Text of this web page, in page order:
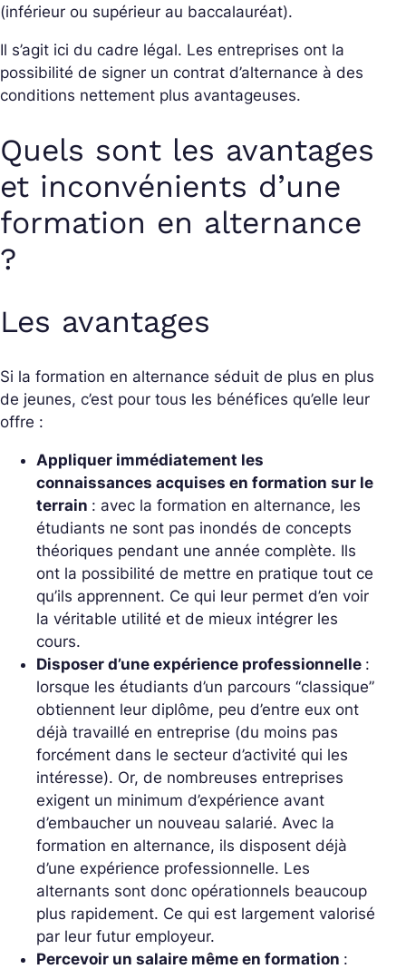
(inférieur ou supérieur au baccalauréat).
Il s’agit ici du cadre légal. Les entreprises ont la
possibilité de signer un contrat d’alternance à des
conditions nettement plus avantageuses.
Quels sont les avantages
et inconvénients d’une
formation en alternance
?
Les avantages
Si la formation en alternance séduit de plus en plus
de jeunes, c’est pour tous les bénéfices qu’elle leur
offre :
Appliquer immédiatement les
connaissances acquises en formation sur le
terrain : avec la formation en alternance, les
étudiants ne sont pas inondés de concepts
théoriques pendant une année complète. Ils
ont la possibilité de mettre en pratique tout ce
qu’ils apprennent. Ce qui leur permet d’en voir
la véritable utilité et de mieux intégrer les
cours.
Disposer d’une expérience professionnelle :
lorsque les étudiants d’un parcours “classique”
obtiennent leur diplôme, peu d’entre eux ont
déjà travaillé en entreprise (du moins pas
forcément dans le secteur d’activité qui les
intéresse). Or, de nombreuses entreprises
exigent un minimum d’expérience avant
d’embaucher un nouveau salarié. Avec la
formation en alternance, ils disposent déjà
d’une expérience professionnelle. Les
alternants sont donc opérationnels beaucoup
plus rapidement. Ce qui est largement valorisé
par leur futur employeur.
Percevoir un salaire même en formation :